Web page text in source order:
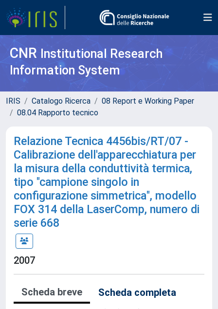
CNR Institutional Research
Information System
IRIS Catalogo Ricerca
08 Report e Working Paper
08.04 Rapporto tecnico
Relazione Tecnica 4456bis/RT/07 -
Calibrazione dell'apparecchiatura per
la misura della conduttività termica,
tipo "campione singolo in
configurazione simmetrica", modello
FOX 314 della LaserComp, numero di
serie 668
2007
Scheda breve
Scheda completa